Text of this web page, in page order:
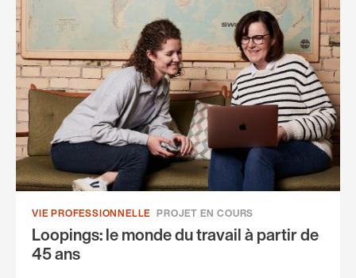
VIE PROFESSIONNELLE PROJET EN COURS
Loopings: le monde du travail à partir de
45 ans